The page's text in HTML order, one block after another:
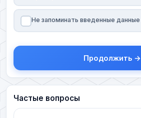
Не запоминать введенные данные
Продолжить →
Частые вопросы